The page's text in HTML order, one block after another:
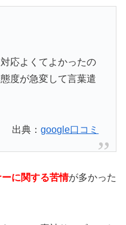
応よくてよかったの
度が急変して言葉遣
出典：google口コミ
に関する苦情が多かった